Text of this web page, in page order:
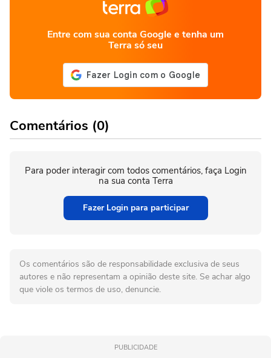
Entre com sua conta Google e tenha um
Terra só seu
Comentários (0)
Para poder interagir com todos comentários, faça Login
na sua conta Terra
Fazer Login para participar
Os comentários são de responsabilidade exclusiva de seus
autores e não representam a opinião deste site. Se achar algo
que viole os termos de uso, denuncie.
PUBLICIDADE